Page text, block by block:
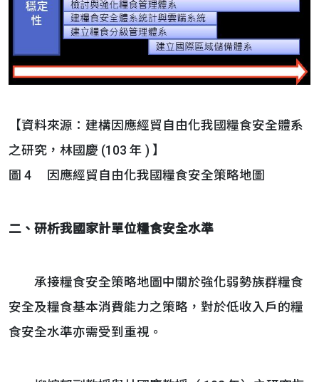
【資料來源：建構因應經貿自由化我國糧食安全體系
之研究，林國慶 (103 年 ) 】
圖 4 因應經貿自由化我國糧食安全策略地圖
二、 研析我國家計單位糧食安全水準
承接糧食安全策略地圖中關於強化弱勢族群糧食
安全及糧食基本消費能力之策略，對於低收入戶的糧
食安全水準亦需受到重視。